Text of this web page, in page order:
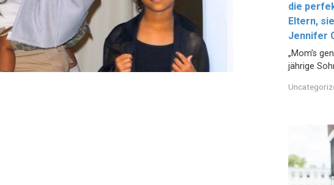
die
Eltern,
Jennifer
„Mom’s
jährige